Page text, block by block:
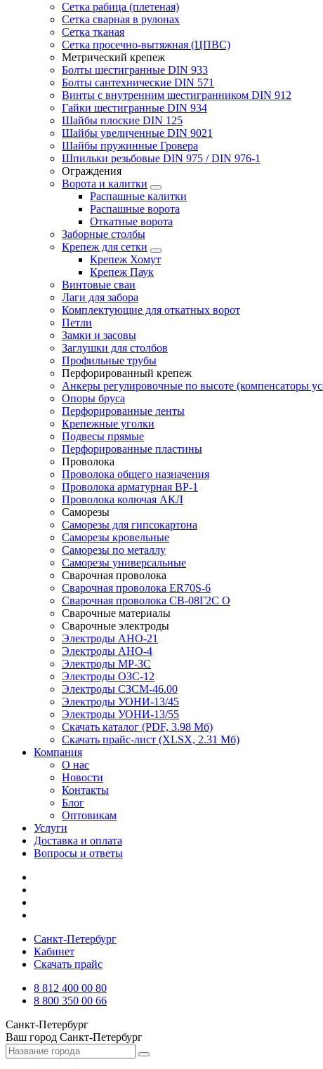
Сетка рабица (плетеная)
Сетка сварная в рулонах
Сетка тканая
Сетка просечно-вытяжная (ЦПВС)
Метрический крепеж
Болты шестигранные DIN 933
Болты сантехнические DIN 571
Винты с внутренним шестигранником DIN 912
Гайки шестигранные DIN 934
Шайбы плоские DIN 125
Шайбы увеличенные DIN 9021
Шайбы пружинные Гровера
Шпильки резьбовые DIN 975 / DIN 976-1
Ограждения
Ворота и калитки
Распашные калитки
Распашные ворота
Откатные ворота
Заборные столбы
Крепеж для сетки
Крепеж Хомут
Крепеж Паук
Винтовые сваи
Лаги для забора
Комплектующие для откатных ворот
Петли
Замки и засовы
Заглушки для столбов
Профильные трубы
Перфорированный крепеж
Анкеры регулировочные по высоте (компенсаторы
Опоры бруса
Перфорированные ленты
Крепежные уголки
Подвесы прямые
Перфорированные пластины
Проволока
Проволока общего назначения
Проволока арматурная ВР-1
Проволока колючая АКЛ
Саморезы
Саморезы для гипсокартона
Саморезы кровельные
Саморезы по металлу
Саморезы универсальные
Сварочная проволока
Сварочная проволока ER70S-6
Сварочная проволока СВ-08Г2С О
Сварочные материалы
Сварочные электроды
Электроды АНО-21
Электроды АНО-4
Электроды МР-3С
Электроды ОЗС-12
Электроды СЗСМ-46.00
Электроды УОНИ-13/45
Электроды УОНИ-13/55
Скачать каталог (PDF, 3.98 Мб)
Скачать прайс-лист (XLSX, 2.31 Мб)
Компания
О нас
Новости
Контакты
Блог
Оптовикам
Услуги
Доставка и оплата
Вопросы и ответы
Санкт-Петербург
Кабинет
Скачать прайс
8 812 400 00 80
8 800 350 00 66
Санкт-Петербург
Ваш город Санкт-Петербург